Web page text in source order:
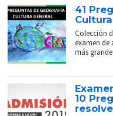
41
Colección
examen de
más
10